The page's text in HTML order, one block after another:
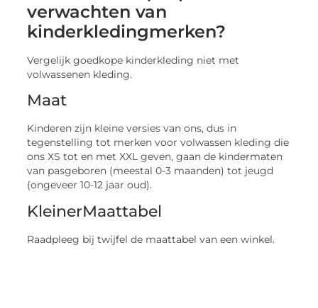
verwachten van
kinderkledingmerken?
Vergelijk goedkope kinderkleding niet met
volwassenen kleding.
Maat
Kinderen zijn kleine versies van ons, dus in
tegenstelling tot merken voor volwassen kleding die
ons XS tot en met XXL geven, gaan de kindermaten
van pasgeboren (meestal 0-3 maanden) tot jeugd
(ongeveer 10-12 jaar oud).
KleinerMaattabel
Raadpleeg bij twijfel de maattabel van een winkel.